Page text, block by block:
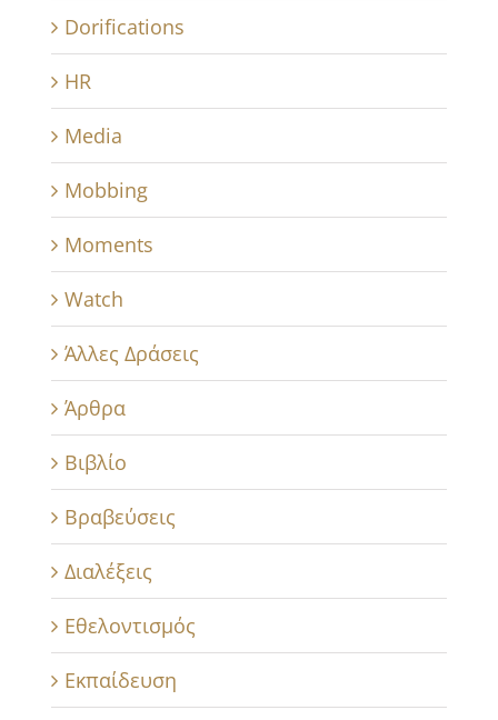
Dorifications
HR
Media
Mobbing
Moments
Watch
Άλλες Δράσεις
Άρθρα
Βιβλίο
Βραβεύσεις
Διαλέξεις
Εθελοντισμός
Εκπαίδευση